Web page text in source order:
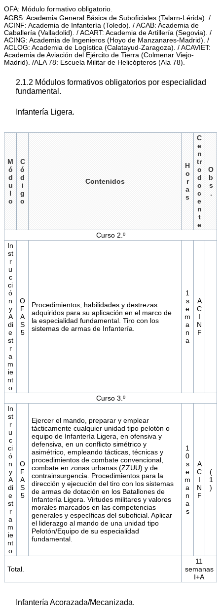
OFA: Módulo formativo obligatorio.
AGBS: Academia General Básica de Suboficiales (Talarn-Lérida). /
ACINF: Academia de Infantería (Toledo). / ACAB: Academia de
Caballería (Valladolid). / ACART: Academia de Artillería (Segovia). /
ACING: Academia de Ingenieros (Hoyo de Manzanares-Madrid). /
ACLOG: Academia de Logística (Calatayud-Zaragoza). / ACAVIET:
Academia de Aviación del Ejército de Tierra (Colmenar Viejo-
Madrid). /ALA 78: Escuela Militar de Helicópteros (Ala 78).
2.1.2 Módulos formativos obligatorios por especialidad
fundamental.
Infantería Ligera.
M
ó
d
u
l
o
C
ó
d
i
g
o
Contenidos
H
o
r
a
s
C
e
n
tr
o
d
o
c
e
n
t
e
O
b
s
.
Curso 2.º
In
st
r
u
c
ci
ó
n
y
A
di
e
st
r
a
m
ie
nt
o
O
F
A
S
5
Procedimientos, habilidades y destrezas
adquiridos para su aplicación en el marco de
la especialidad fundamental. Tiro con los
sistemas de armas de Infantería.
1
s
e
m
a
n
a
A
C
I
N
F
Curso 3.º
In
st
r
u
c
ci
ó
n
y
A
di
e
st
r
a
m
ie
nt
o
O
F
A
S
5
Ejercer el mando, preparar y emplear
tácticamente cualquier unidad tipo pelotón o
equipo de Infantería Ligera, en ofensiva y
defensiva, en un conflicto simétrico y
asimétrico, empleando tácticas, técnicas y
procedimientos de combate convencional,
combate en zonas urbanas (ZZUU) y de
contrainsurgencia. Procedimientos para la
dirección y ejecución del tiro con los sistemas
de armas de dotación en los Batallones de
Infantería Ligera. Virtudes militares y valores
morales marcados en las competencias
generales y específicas del suboficial. Aplicar
el liderazgo al mando de una unidad tipo
Pelotón/Equipo de su especialidad
fundamental.
1
0
s
e
m
a
n
a
s
A
C
I
N
F
(
1
)
Total.
11
semanas
I+A
Infantería Acorazada/Mecanizada.